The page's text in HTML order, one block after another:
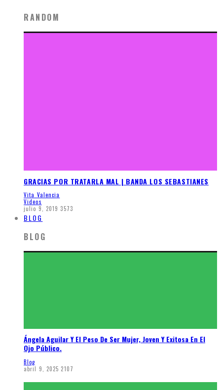
RANDOM
GRACIAS POR TRATARLA MAL | BANDA LOS SEBASTIANES
Vita Valencia
Videos
julio 9, 2019 3573
BLOG
BLOG
Ángela Aguilar Y El Peso De Ser Mujer, Joven Y Exitosa En El
Ojo Público.
Blog
abril 9, 2025 2107